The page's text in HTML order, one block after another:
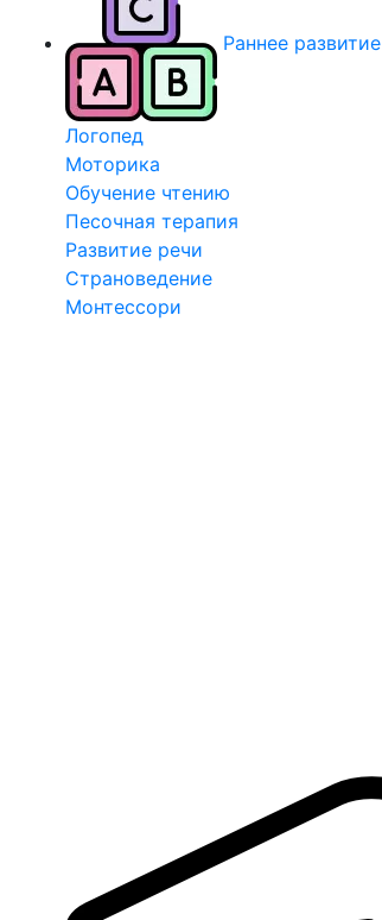
Раннее развитие
Логопед
Моторика
Обучение чтению
Песочная терапия
Развитие речи
Страноведение
Монтессори